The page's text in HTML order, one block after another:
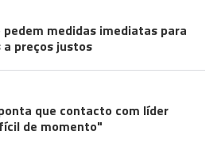
medidas imediatas para
preços justos
que contacto com líder
de momento"